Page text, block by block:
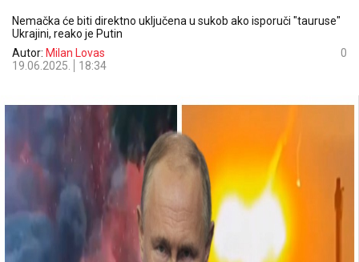
Nemačka će biti direktno uključena u sukob ako isporuči "tauruse"
Ukrajini, reako je Putin
Autor: Milan Lovas
19.06.2025.
18:34
0